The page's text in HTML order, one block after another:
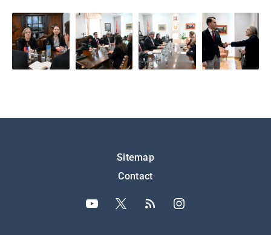
Sitemap
Contact